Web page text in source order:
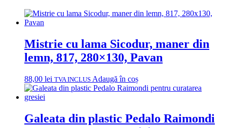
Mistrie cu lama Sicodur, maner din
lemn, 817, 280×130, Pavan
88,00 lei TVA INCLUS Adaugă în coș
Galeata din plastic Pedalo Raimondi